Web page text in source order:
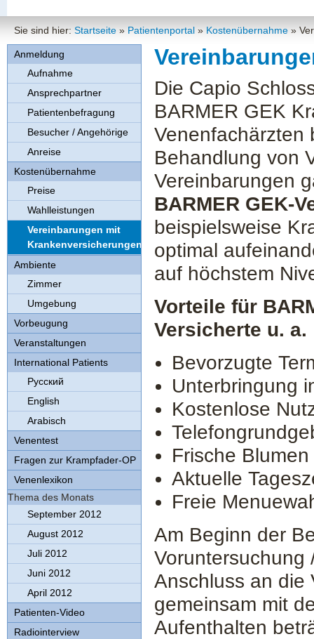
Sie sind hier: Startseite » Patientenportal » Kostenübernahme »
Anmeldung
Aufnahme
Ansprechpartner
Patientenbefragung
Besucher / Angehörige
Anreise
Kostenübernahme
Preise
Wahlleistungen
Vereinbarungen mit
Krankenversicherungen
Ambiente
Zimmer
Umgebung
Vorbeugung
Veranstaltungen
International Patients
Русский
English
Arabisch
Venentest
Fragen zur Krampfader-OP
Venenlexikon
Thema des Monats
September 2012
August 2012
Juli 2012
Juni 2012
April 2012
Patienten-Video
Radiointerview
Die Capio
BARMER GEK
Venenfachärzten
Behandlung von
Vereinbarungen
BARMER GEK-
beispielsweise
optimal
auf höchstem
Vorteile für
Versicherte u. a.
Bevorzugte
Unterbringung
Kostenlose
Frische
Aktuelle
Freie
Am Beginn der
Voruntersuchung
Anschluss an die
gemeinsam mit
Aufenthalten